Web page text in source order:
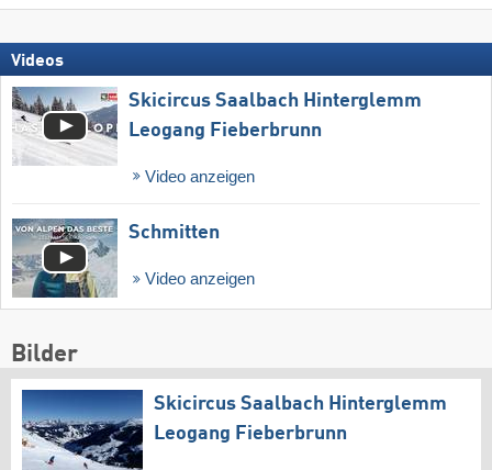
Videos
Skicircus Saalbach Hinterglemm
Leogang Fieberbrunn
Video anzeigen
Schmitten
Video anzeigen
Bilder
Skicircus Saalbach Hinterglemm
Leogang Fieberbrunn